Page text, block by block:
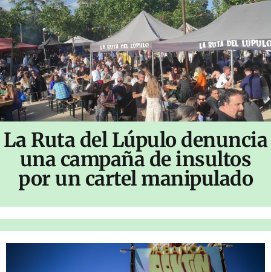
La Ruta del Lúpulo denuncia
una campaña de insultos
por un cartel manipulado